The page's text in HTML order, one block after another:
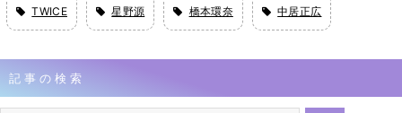
TWICE 星野源 橋本環奈 中居正広
記事の検索